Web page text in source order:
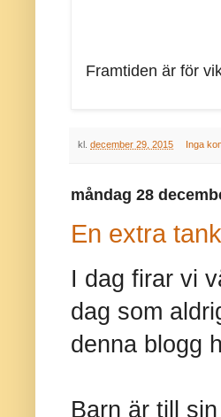
Framtiden är för
kl. december 29, 2015 Inga
måndag 28
En extra
I dag firar vi
dag som
denna blogg
Barn är till